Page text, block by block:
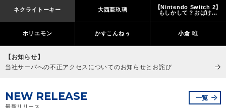
ジャンル
オーディション
直営ショップ
ネクライトーキー 大西亜玖璃
【Nintendo Switch 2】
もしかして？おばけ...
ホリエモン かすこんねぅ 小倉 唯
【お知らせ】
当社サーバへの不正アクセスについてのお知らせとお詫び
NEW RELEASE
最新リリース
一覧